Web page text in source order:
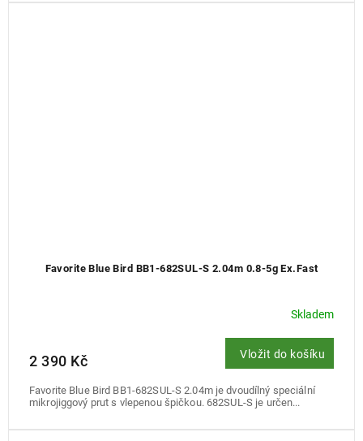
Favorite Blue Bird BB1-682SUL-S 2.04m 0.8-5g Ex.Fast
Skladem
2 390 Kč Vložit do košíku
Favorite Blue Bird BB1-682SUL-S 2.04m je dvoudílný speciální
mikrojiggový prut s vlepenou špičkou. 682SUL-S je určen...